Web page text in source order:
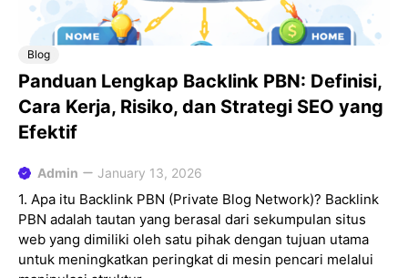
Blog
Panduan Lengkap Backlink PBN: Definisi,
Cara Kerja, Risiko, dan Strategi SEO yang
Efektif
Admin January 13, 2026
1. Apa itu Backlink PBN (Private Blog Network)? Backlink
PBN adalah tautan yang berasal dari sekumpulan situs
web yang dimiliki oleh satu pihak dengan tujuan utama
untuk meningkatkan peringkat di mesin pencari melalui